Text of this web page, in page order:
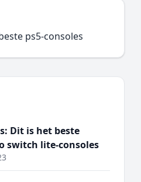
ps5-consoles
Dit is het beste
switch lite-consoles